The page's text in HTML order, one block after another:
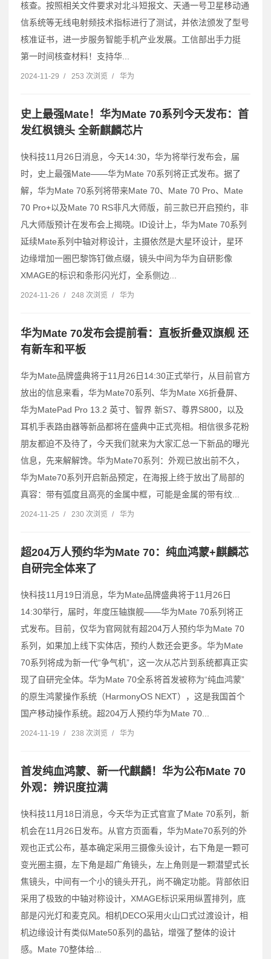
核查。按照相关文件要求对北斗短报文、天通一号卫星移动通
信系统等无线电射频技术指标进行了测试，并依法颁发了型号
核准证书，进一步服务智能手机产业发展。工信部出手力挺
第一时间核查材料！支持华...
2024-11-29 / 253 次浏览 / 华为
史上最强Mate！华为Mate 70系列今天发布：首
发红枫镜头 全新麒麟芯片
快科技11月26日消息，今天14:30，华为将举行发布会，届
时，史上最强Mate——华为Mate 70系列将正式发布。据了
解，华为Mate 70系列将带来Mate 70、Mate 70 Pro、Mate
70 Pro+以及Mate 70 RS非凡大师版，前三款已开启预约，非
凡大师版预计在发布会上揭晓。ID设计上，华为Mate 70系列
延续Mate系列中轴对称设计，主摄依然是大星环设计，星环
边缘增加一圈巴黎饰钉做点缀，镜头中间为华为自研影像
XMAGE的标识和条形闪光灯，全系侧边...
2024-11-26 / 248 次浏览 / 华为
华为Mate 70发布会提前看：直板折叠双旗舰 还
有新车和平板
华为Mate品牌盛典将于11月26日14:30正式举行，从目前官方
放出的信息来看，华为Mate70系列、华为Mate X6折叠屏、
华为MatePad Pro 13.2 英寸、智界 新S7、尊界S800，以及
耳机手表路由器等新品都将在盛典中正式亮相。相信很多花粉
朋友都迫不及待了，今天我们就来为大家汇总一下新品的曝光
信息，先来解解馋。华为Mate70系列：外观已放出前不久，
华为Mate70系列开启新品预定，在海报上终于放出了局部的
真容：带有弧度且高亮的金属中框，可能是金属的带有纹...
2024-11-25 / 230 次浏览 / 华为
超204万人预约华为Mate 70：纯血鸿蒙+麒麟芯
自研完全体来了
快科技11月19日消息，华为Mate品牌盛典将于11月26日
14:30举行，届时，年度压轴旗舰——华为Mate 70系列将正
式发布。目前，仅华为官网就有超204万人预约华为Mate 70
系列，如果加上线下实体店，预约人数还会更多。华为Mate
70系列将成为新一代“争气机”，这一次从芯片到系统都真正实
现了自研完全体。华为Mate 70全系将首发被称为“纯血鸿蒙”
的原生鸿蒙操作系统（HarmonyOS NEXT），这是我国首个
国产移动操作系统。超204万人预约华为Mate 70...
2024-11-19 / 238 次浏览 / 华为
首发纯血鸿蒙、新一代麒麟！华为公布Mate 70
外观：辨识度拉满
快科技11月18日消息，今天华为正式官宣了Mate 70系列，新
机会在11月26日发布。从官方页面看，华为Mate70系列的外
观也正式公布，基本确定采用三摄像头设计，右下角是一颗可
变光圈主摄，左下角是超广角镜头，左上角则是一颗潜望式长
焦镜头，中间有一个小的镜头开孔，尚不确定功能。背部依旧
采用了极致的中轴对称设计，XMAGE标识采用纵置排列，底
部是闪光灯和麦克风。相机DECO采用火山口式过渡设计，相
机边缘设计有类似Mate50系列的晶钻，增强了整体的设计
感。Mate 70整体给...